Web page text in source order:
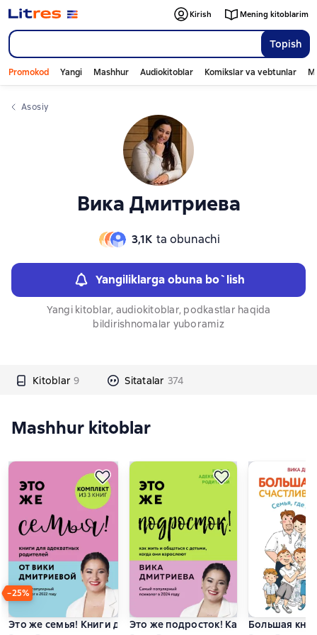
Topish
Kirish Mening kitoblarim
Promokod Yangi Mashhur Audiokitoblar Komikslar va vebtunlar
Asosiy
Вика Дмитриева
3,1К ta obunachi
Yangiliklarga obuna bo`lish
Yangi kitoblar, audiokitoblar, podkastlar haqida
bildirishnomalar yuboramiz
Kitoblar 9 Sitatalar 374
Слайдер с книгами
Mashhur kitoblar
−25%
Это же семья! Книги для адекватных родителей от Вики
Это же подросток! Как жить и
Большая
Слайдер с книгами